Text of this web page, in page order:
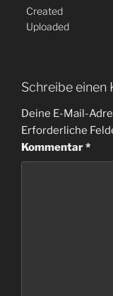
Created
Uploaded
Schreibe einen
Deine E-Mail-
Erforderliche
Kommentar*